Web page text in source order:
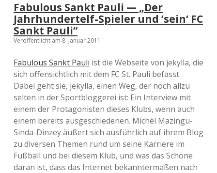
Fabulous Sankt Pauli — „Der
Jahrhundertelf-Spieler und ’sein‘ FC
Sankt Pauli“
Veröffentlicht am 8. Januar 2011
Fabulous Sankt Pauli ist die Webseite von jekylla, die
sich offensichtlich mit dem FC St. Pauli befasst.
Dabei geht sie, jekylla, einen Weg, der noch allzu
selten in der Sportbloggerei ist: Ein Interview mit
einem der Protagonisten dieses Klubs, wenn auch
einem bereits ausgeschiedenen. Michél Mazingu-
Sinda-Dinzey äußert sich ausführlich auf ihrem Blog
zu diversen Themen rund um seine Karriere im
Fußball und bei diesem Klub, und was das Schöne
daran ist, dass das Internet bekanntermaßen nach